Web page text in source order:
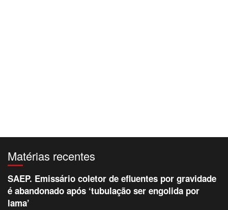
Matérias recentes
SAEP. Emissário coletor de efluentes por gravidade
é abandonado após ‘tubulação ser engolida por
lama’